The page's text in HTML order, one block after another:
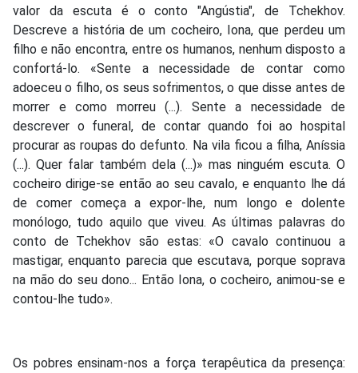
valor da escuta é o conto "Angústia", de Tchekhov.
Descreve a história de um cocheiro, Iona, que perdeu um
filho e não encontra, entre os humanos, nenhum disposto a
confortá-lo. «Sente a necessidade de contar como
adoeceu o filho, os seus sofrimentos, o que disse antes de
morrer e como morreu (...). Sente a necessidade de
descrever o funeral, de contar quando foi ao hospital
procurar as roupas do defunto. Na vila ficou a filha, Aníssia
(...). Quer falar também dela (...)» mas ninguém escuta. O
cocheiro dirige-se então ao seu cavalo, e enquanto lhe dá
de comer começa a expor-lhe, num longo e dolente
monólogo, tudo aquilo que viveu. As últimas palavras do
conto de Tchekhov são estas: «O cavalo continuou a
mastigar, enquanto parecia que escutava, porque soprava
na mão do seu dono... Então Iona, o cocheiro, animou-se e
contou-lhe tudo».
Os pobres ensinam-nos a força terapêutica da presença: